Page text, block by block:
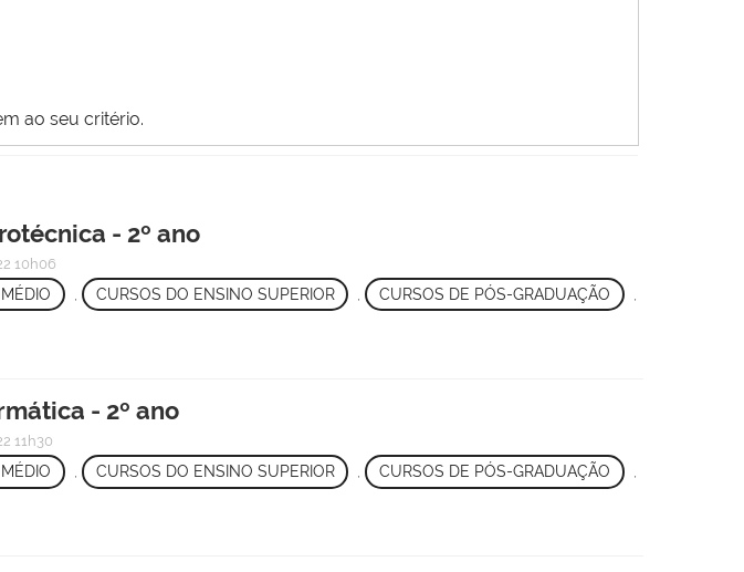
ao seu critério.
- 2º ano
10h06
CURSOS DO ENSINO SUPERIOR , CURSOS DE PÓS-GRADUAÇÃO
- 2º ano
11h30
, CURSOS DO ENSINO SUPERIOR , CURSOS DE PÓS-GRADUAÇÃO ,